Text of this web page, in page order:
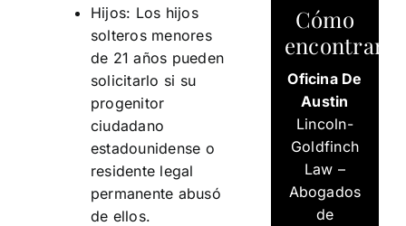
Hijos: Los hijos
solteros menores
de 21 años pueden
solicitarlo si su
progenitor
ciudadano
estadounidense o
residente legal
permanente abusó
de ellos.
Cómo
Oficina De
Austin
Lincoln-
Goldfinch
Law –
Abogados
de